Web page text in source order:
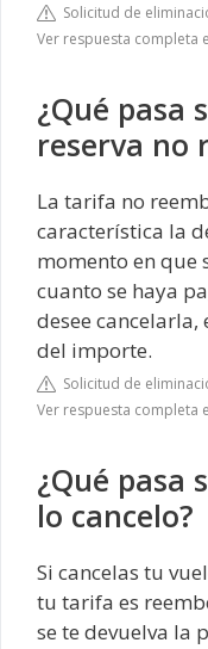
Solicitud de
Ver respuesta completa
¿Qué pasa
reserva no
La tarifa no
característica la
momento en que
cuanto se haya
desee
del importe.
Solicitud de
Ver respuesta completa
¿Qué pasa
lo cancelo?
Si cancelas tu
tu tarifa es
se te devuelva la